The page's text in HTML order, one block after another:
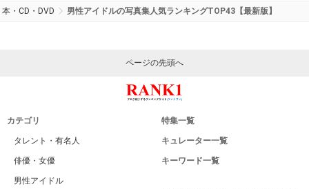
本・CD・DVD 男性アイドルの写真集人気ランキングTOP43【最新版】
ページの先頭へ
カテゴリ
タレント・有名人
俳優・女優
男性アイドル
特集一覧
キュレーター一覧
キーワード一覧